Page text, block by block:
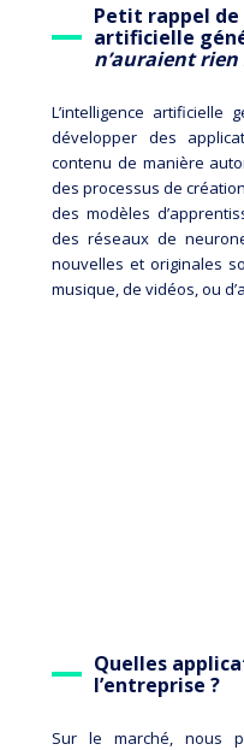
Petit rappel de
artificielle
n’auraient
L’intelligence artificielle
développer des
contenu de manière
des processus de
des modèles
des réseaux de
nouvelles et originales
musique, de vidéos, ou
Quelles
l’entreprise ?
Sur le marché, nous